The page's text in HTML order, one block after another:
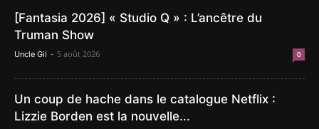
[Fantasia 2026] « Studio Q » : L’ancêtre du
Truman Show
Uncle Gil - 5 août 2026 0
Un coup de hache dans le catalogue Netflix :
Lizzie Borden est la nouvelle...